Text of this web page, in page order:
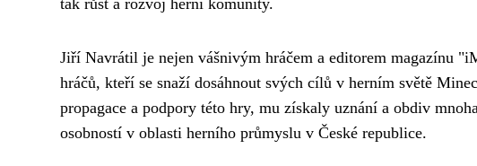
tak růst a rozvoj herní komunity.
Jiří Navrátil je nejen vášnivým hráčem a editorem magazínu
hráčů, kteří se snaží dosáhnout svých cílů v herním světě
propagace a podpory této hry, mu získaly uznání a obdiv
osobností v oblasti herního průmyslu v České republice.